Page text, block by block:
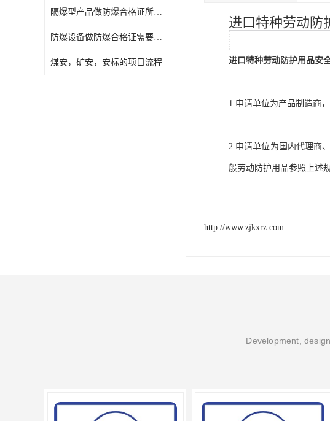
隔爆型产品做防爆合格证所需资料
防爆设备做防爆合格证需要的资料
煤安，矿安，安标的项目流程
进口特种劳动防
进口特种劳动防护用品安
1.申请单位为产品制造商
2.申请单位为国内代理商
般劳动防护用品参照上述
http://www.zjkxrz.com
Development,